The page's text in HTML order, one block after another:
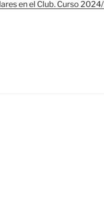
en el Club. Curso